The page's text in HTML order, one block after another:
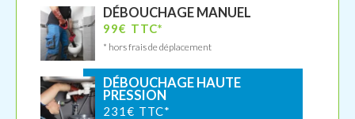
DÉBOUCHAGE MANUEL
99€ TTC*
* hors frais de déplacement
DÉBOUCHAGE HAUTE
PRESSION
231€ TTC*